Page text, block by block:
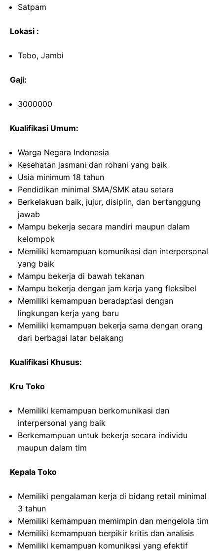
Satpam
Lokasi :
Tebo, Jambi
Gaji:
3000000
Kualifikasi Umum:
Warga Negara Indonesia
Kesehatan jasmani dan rohani yang baik
Usia minimum 18 tahun
Pendidikan minimal SMA/SMK atau setara
Berkelakuan baik, jujur, disiplin, dan bertanggung
jawab
Mampu bekerja secara mandiri maupun dalam
kelompok
Memiliki kemampuan komunikasi dan interpersonal
yang baik
Mampu bekerja di bawah tekanan
Mampu bekerja dengan jam kerja yang fleksibel
Memiliki kemampuan beradaptasi dengan
lingkungan kerja yang baru
Memiliki kemampuan bekerja sama dengan orang
dari berbagai latar belakang
Kualifikasi Khusus:
Kru Toko
Memiliki kemampuan berkomunikasi dan
interpersonal yang baik
Berkemampuan untuk bekerja secara individu
maupun dalam tim
Kepala Toko
Memiliki pengalaman kerja di bidang retail minimal
3 tahun
Memiliki kemampuan memimpin dan mengelola tim
Memiliki kemampuan berpikir kritis dan analisis
Memiliki kemampuan komunikasi yang efektif